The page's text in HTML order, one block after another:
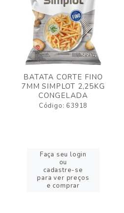
BATATA CORTE FINO
7MM SIMPLOT 2,25KG
CONGELADA
Código: 63918
Faça seu login
ou
cadastre-se
para ver preços
e comprar